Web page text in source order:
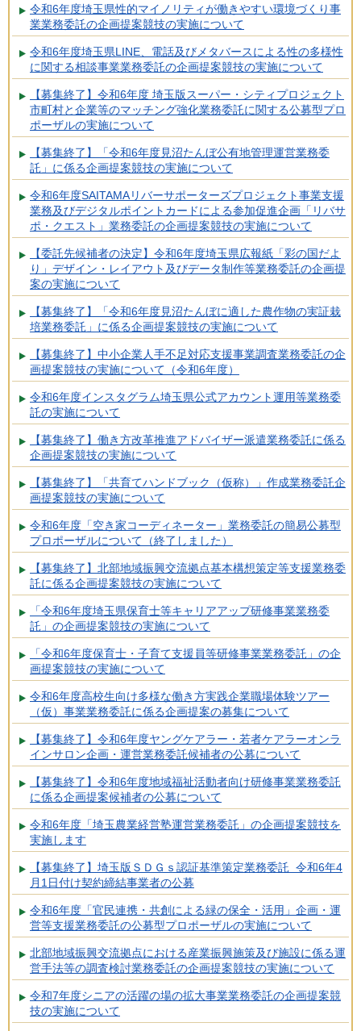
令和6年度埼玉県性的マイノリティが働きやすい環境づくり事
業業務委託の企画提案競技の実施について
令和6年度埼玉県LINE、電話及びメタバースによる性の多様性
に関する相談事業業務委託の企画提案競技の実施について
【募集終了】令和6年度 埼玉版スーパー・シティプロジェクト
市町村と企業等のマッチング強化業務委託に関する公募型プロ
ポーザルの実施について
【募集終了】「令和6年度見沼たんぼ公有地管理運営業務委
託」に係る企画提案競技の実施について
令和6年度SAITAMAリバーサポーターズプロジェクト事業支援
業務及びデジタルポイントカードによる参加促進企画「リバサ
ポ・クエスト」業務委託の企画提案競技の実施について
【委託先候補者の決定】令和6年度埼玉県広報紙「彩の国だよ
り」デザイン・レイアウト及びデータ制作等業務委託の企画提
案の実施について
【募集終了】「令和6年度見沼たんぼに適した農作物の実証栽
培業務委託」に係る企画提案競技の実施について
【募集終了】中小企業人手不足対応支援事業調査業務委託の企
画提案競技の実施について（令和6年度）
令和6年度インスタグラム埼玉県公式アカウント運用等業務委
託の実施について
【募集終了】働き方改革推進アドバイザー派遣業務委託に係る
企画提案競技の実施について
【募集終了】「共育てハンドブック（仮称）」作成業務委託企
画提案競技の実施について
令和6年度「空き家コーディネーター」業務委託の簡易公募型
プロポーザルについて（終了しました）
【募集終了】北部地域振興交流拠点基本構想策定等支援業務委
託に係る企画提案競技の実施について
「令和6年度埼玉県保育士等キャリアアップ研修事業業務委
託」の企画提案競技の実施について
「令和6年度保育士・子育て支援員等研修事業業務委託」の企
画提案競技の実施について
令和6年度高校生向け多様な働き方実践企業職場体験ツアー
（仮）事業業務委託に係る企画提案の募集について
【募集終了】令和6年度ヤングケアラー・若者ケアラーオンラ
インサロン企画・運営業務委託候補者の公募について
【募集終了】令和6年度地域福祉活動者向け研修事業業務委託
に係る企画提案候補者の公募について
令和6年度「埼玉農業経営塾運営業務委託」の企画提案競技を
実施します
【募集終了】埼玉版ＳＤＧｓ認証基準策定業務委託 令和6年4
月1日付け契約締結事業者の公募
令和6年度「官民連携・共創による緑の保全・活用」企画・運
営等支援業務委託の公募型プロポーザルの実施について
北部地域振興交流拠点における産業振興施策及び施設に係る運
営手法等の調査検討業務委託の企画提案競技の実施について
令和7年度シニアの活躍の場の拡大事業業務委託の企画提案競
技の実施について